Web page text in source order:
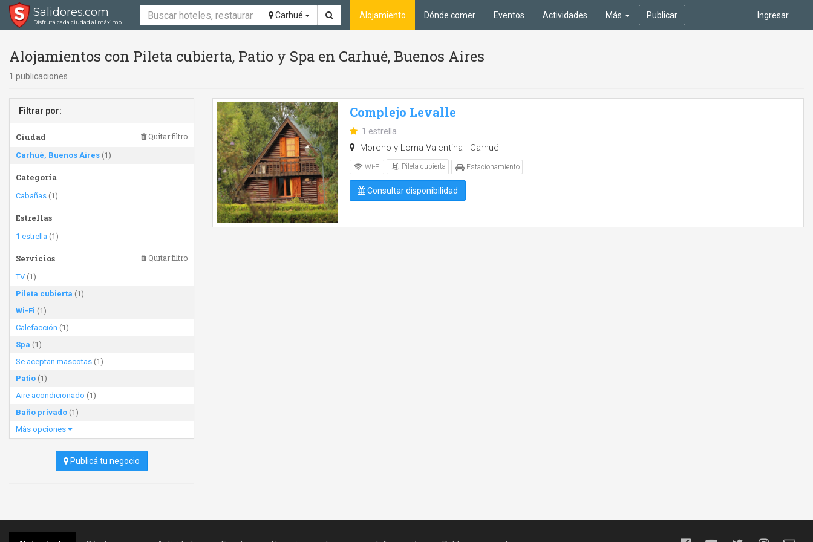
Salidores.com
Disfrutá cada ciudad al máximo
Carhué Ingresar
Alojamiento Dónde comer Eventos Actividades Más Publicar
Alojamientos con Pileta cubierta, Patio y Spa en Carhué, Buenos Aires
1 publicaciones
Filtrar por:
Ciudad Quitar filtro
Carhué, Buenos Aires (1)
Categoría
Cabañas (1)
Estrellas
1 estrella (1)
Servicios Quitar filtro
TV (1)
Pileta cubierta (1)
Wi-Fi (1)
Calefacción (1)
Spa (1)
Se aceptan mascotas (1)
Patio (1)
Aire acondicionado (1)
Baño privado (1)
Más opciones
Publicá tu negocio
Complejo Levalle
1 estrella
Moreno y Loma Valentina - Carhué
Wi-Fi Pileta cubierta Estacionamiento
Consultar disponibilidad